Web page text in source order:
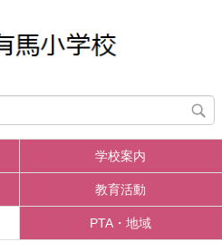
学校案内
教育活動
PTA・地域